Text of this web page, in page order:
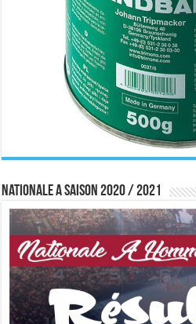
Nationale A saison 2020 / 2021